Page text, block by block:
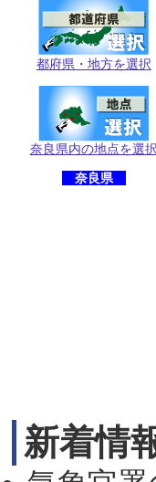
都府県・地方を選択
奈良県内の地点を選択
奈良県
新着情